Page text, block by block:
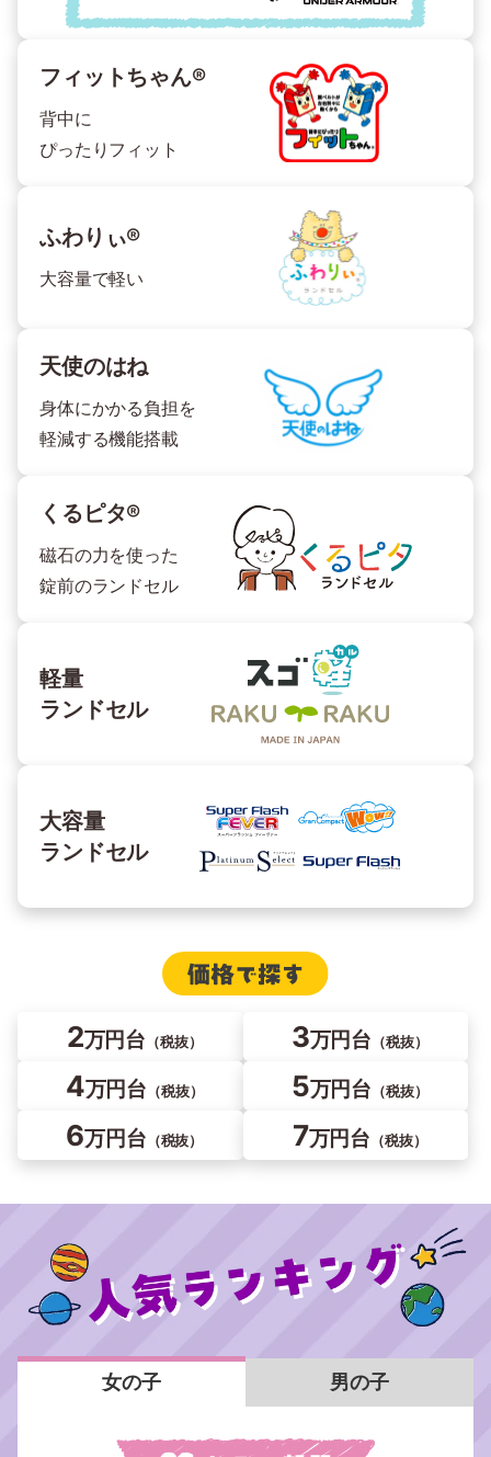
フィットちゃん®
背中に
ぴったりフィット
ふわりぃ®
大容量で軽い
天使のはね
身体にかかる負担を
軽減する機能搭載
くるピタ®
磁石の力を使った
錠前のランドセル
軽量
ランドセル
大容量
ランドセル
2万円台 （税抜） 3万円台 （税抜）
4万円台 （税抜） 5万円台 （税抜）
6万円台 （税抜） 7万円台 （税抜）
女の子 男の子